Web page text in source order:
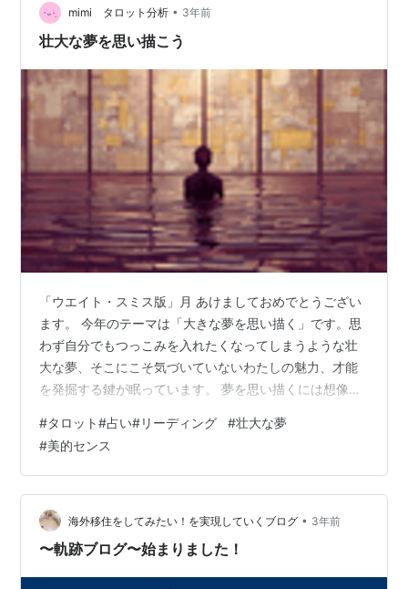
なかったので…
mimi タロット分析 • 3年前
壮大な夢を思い描こう
「ウエイト・スミス版」月 あけましておめでとうござい
ます。 今年のテーマは「大きな夢を思い描く」です。思
わず自分でもつっこみを入れたくなってしまうような壮
大な夢、そこにこそ気づいていないわたしの魅力、才能
を発掘する鍵が眠っています。 夢を思い描くには想像力
なり、わたしの中に秘されてきたものたちが刺激を受
け、その眠りから目覚めようと動き出します。 そして意
識的に生活を変え、美的センスを磨きましょう。美、そ
れは究極の調和です。 美が目覚めれば、わたしの真の美
しさに気づくことができ、自分がかわいらしく見えてき
ます。そして、わたしを取り巻くものたちの美…
#タロット#占い#リーディング #壮大な夢
#美的センス
海外移住をしてみたい！を実現していくブログ • 3年前
〜軌跡ブログ〜始まりました！